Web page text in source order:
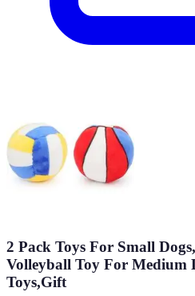
2 Pack Toys For Small
Volleyball Toy For Medium
Toys,Gift